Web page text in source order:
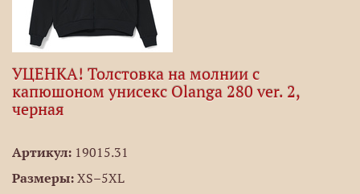
УЦЕНКА! Толстовка на молнии с
капюшоном унисекс Olanga 280 ver. 2,
черная
Артикул: 19015.31
Размеры: XS–5XL